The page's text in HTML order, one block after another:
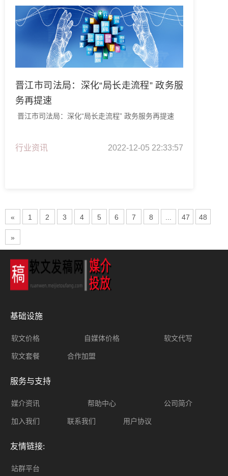
晋江市司法局：深化“局长走流程” 政务服
务再提速
晋江市司法局：深化“局长走流程” 政务服务再提速
行业资讯 2022-12-05 22:33:57
« 1 2 3 4 5 6 7 8 47 48
»
基础设施
软文价格 自媒体价格 软文代写
软文套餐 合作加盟
服务与支持
媒介资讯 帮助中心 公司简介
加入我们 联系我们 用户协议
友情链接:
站群平台